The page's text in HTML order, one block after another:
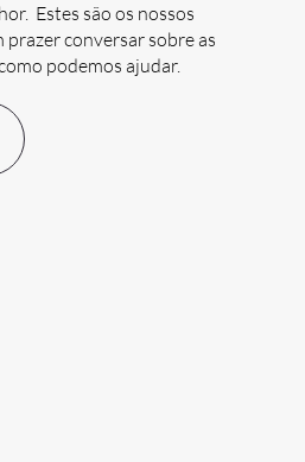
Estes são os nossos
conversar sobre as
podemos ajudar.